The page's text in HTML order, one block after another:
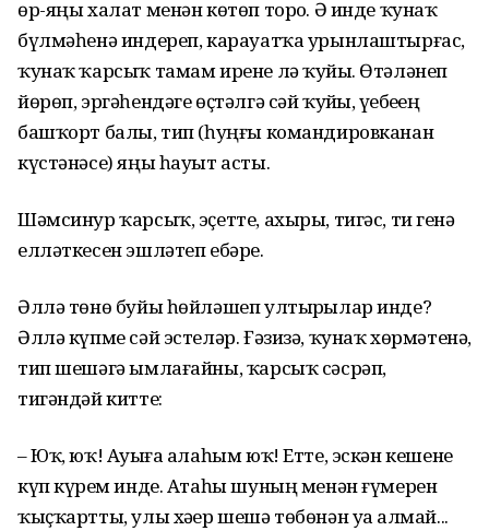
өр-яңы халат менән көтөп торҙо. Ә инде ҡунаҡ
бүлмәһенә индереп, карауатҡа урынлаштырғас,
ҡунаҡ ҡарсыҡ тамам ирене лә ҡуйҙы. Өтәләнеп
йөрөп, эргәһендәге өҫтәлгә сәй ҡуйҙы, үҙебеҙҙең
башҡорт балы, тип (һуңғы командировканан
күстәнәсе) яңы һауыт асты.
Шәмсинур ҡарсыҡ, эҫетте, ахыры, тигәс, тиҙ генә
елләткесен эшләтеп ебәрҙе.
Әллә төнө буйы һөйләшеп ултырҙылар инде?
Әллә күпме сәй эстеләр. Ғәзизә, ҡунаҡ хөрмәтенә,
тип шешәгә ымлағайны, ҡарсыҡ сәсрәп,
тигәндәй китте:
– Юҡ, юҡ! Ауыҙға алаһым юҡ! Етте, эскән кешене
күп күрҙем инде. Атаһы шуның менән ғүмерен
ҡыҫҡартты, улы хәҙер шешә төбөнән уҙа алмай...